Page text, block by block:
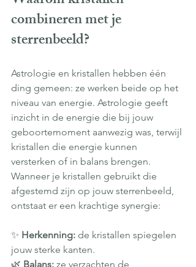
combineren met je
sterrenbeeld?
Astrologie en kristallen hebben één
ding gemeen: ze werken beide op het
niveau van energie. Astrologie geeft
inzicht in de energie die bij jouw
geboortemoment aanwezig was, terwijl
kristallen die energie kunnen
versterken of in balans brengen.
Wanneer je kristallen gebruikt die
afgestemd zijn op jouw sterrenbeeld,
ontstaat er een krachtige synergie:
✨ Herkenning: de kristallen spiegelen
jouw sterke kanten.
🌿 Balans: ze verzachten de